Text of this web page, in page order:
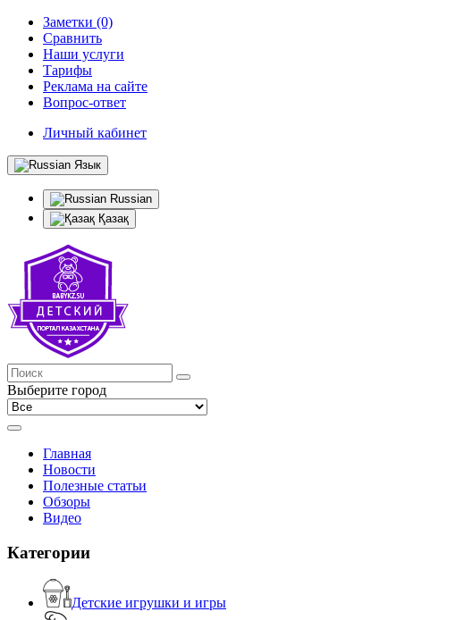
Заметки (0)
Сравнить
Наши услуги
Тарифы
Реклама на сайте
Вопрос-ответ
Личный кабинет
Язык
Russian
Қазақ
Выберите город
Главная
Новости
Полезные статьи
Обзоры
Видео
Категории
Детские игрушки и игры